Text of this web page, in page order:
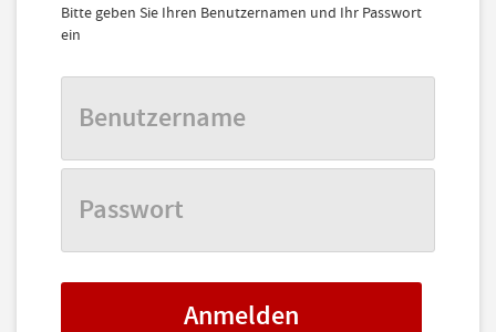
Bitte geben Sie Ihren Benutzernamen und Ihr Passwort
ein